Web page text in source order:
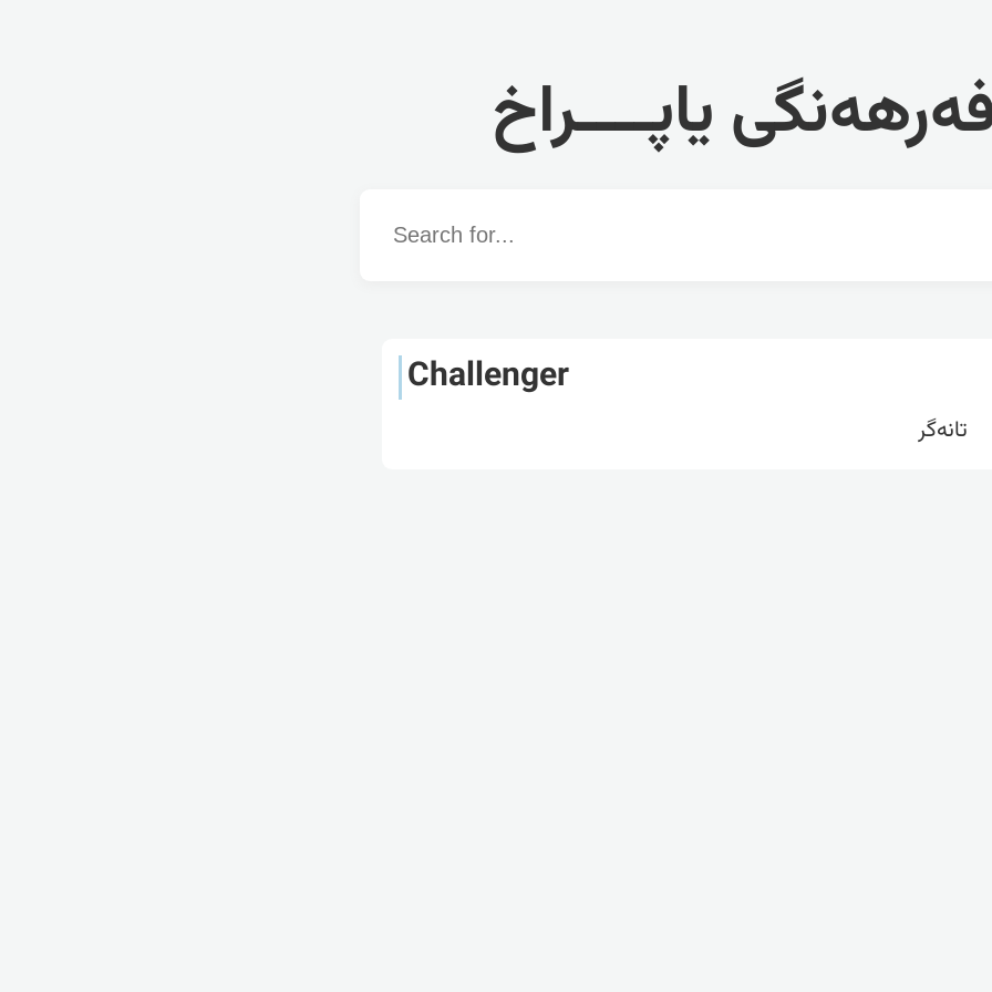
یاپــــراخ
Word
Challenger
تانەگر